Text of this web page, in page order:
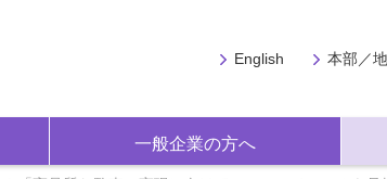
一般企業の方へ
English 本部／